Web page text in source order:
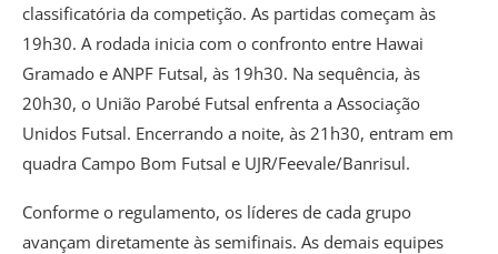
classificatória da competição. As partidas começam às
19h30. A rodada inicia com o confronto entre Hawai
Gramado e ANPF Futsal, às 19h30. Na sequência, às
20h30, o União Parobé Futsal enfrenta a Associação
Unidos Futsal. Encerrando a noite, às 21h30, entram em
quadra Campo Bom Futsal e UJR/Feevale/Banrisul.
Conforme o regulamento, os líderes de cada grupo
avançam diretamente às semifinais. As demais equipes